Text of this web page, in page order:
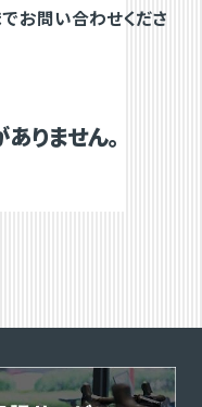
お問い合わせくださ
りません。